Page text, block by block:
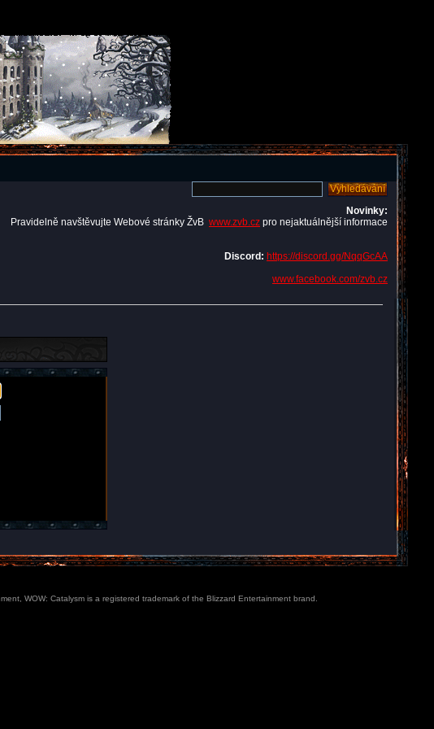
Novinky:
Pravidelně navštěvujte Webové stránky ŽvB www.zvb.cz pro nejaktuálnější informace
Discord: https://discord.gg/NqqGcAA
www.facebook.com/zvb.cz
WOW: Catalysm is a registered trademark of the Blizzard Entertainment brand.